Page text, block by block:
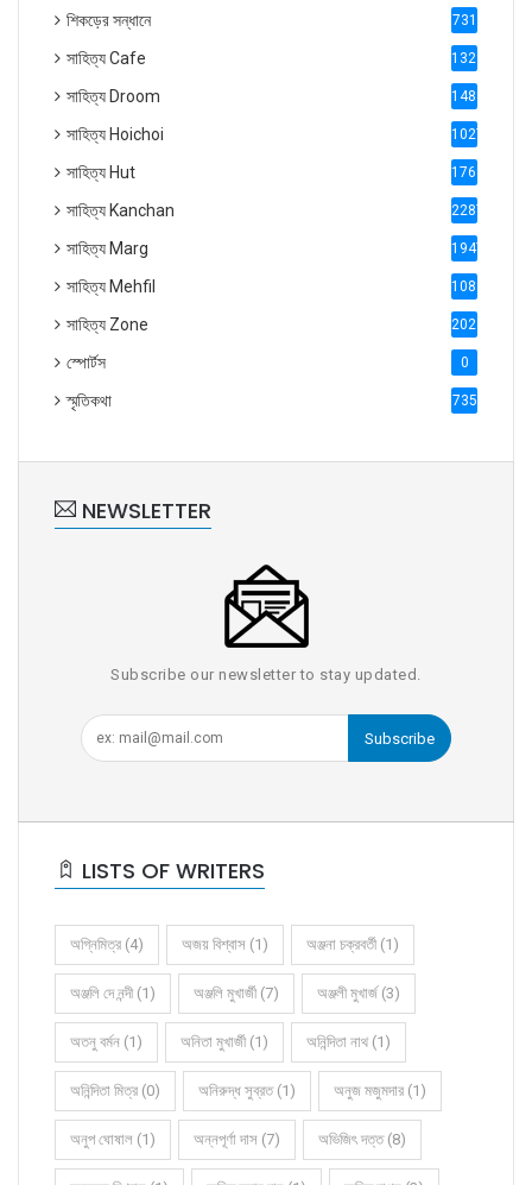
শিকড়ের সন্ধানে 731
সাহিত্য Cafe 1321
সাহিত্য Droom 1488
সাহিত্য Hoichoi 1027
সাহিত্য Hut 1769
সাহিত্য Kanchan 2287
সাহিত্য Marg 1947
সাহিত্য Mehfil 1088
সাহিত্য Zone 2028
স্পোর্টস 0
স্মৃতিকথা 735
NEWSLETTER
Subscribe our newsletter to stay updated.
Subscribe
LISTS OF WRITERS
অগ্নিমিত্র (4) অজয় বিশ্বাস (1) অঞ্জনা চক্রবর্তী (1)
অঞ্জলি দে নন্দী (1) অঞ্জলি মুখার্জী (7) অঞ্জলী মুখার্জ (3)
অতনু বর্মন (1) অনিতা মুখার্জী (1) অনিন্দিতা নাথ (1)
অনিন্দিতা মিত্র (0) অনিরুদ্ধ সুব্রত (1) অনুজ মজুমদার (1)
অনুপ ঘোষাল (1) অন্নপূর্ণা দাস (7) অভিজিৎ দত্ত (8)